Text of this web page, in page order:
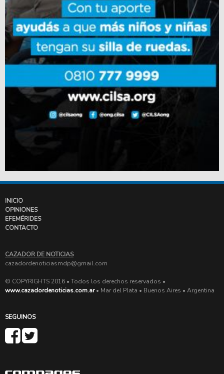
INICIO
OPINIONES
EFEMÉRIDES
CONTACTO
CAZADOR DE NOTICIAS
cazadordenoticiasmdp@gmail.com
© COPYRIGHTS 2016 • Todos los derechos reservados •
www.cazadordenoticias.com.ar• Mar del Plata • Buenos Aires • Argentina
SEGUINOS